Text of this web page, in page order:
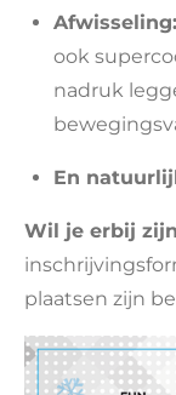
Afwisseling:
ook
nadruk
En
Wil je erbij
plaatsen zijn